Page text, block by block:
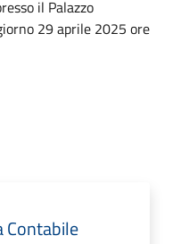
il Palazzo
29 aprile 2025 ore
Contabile